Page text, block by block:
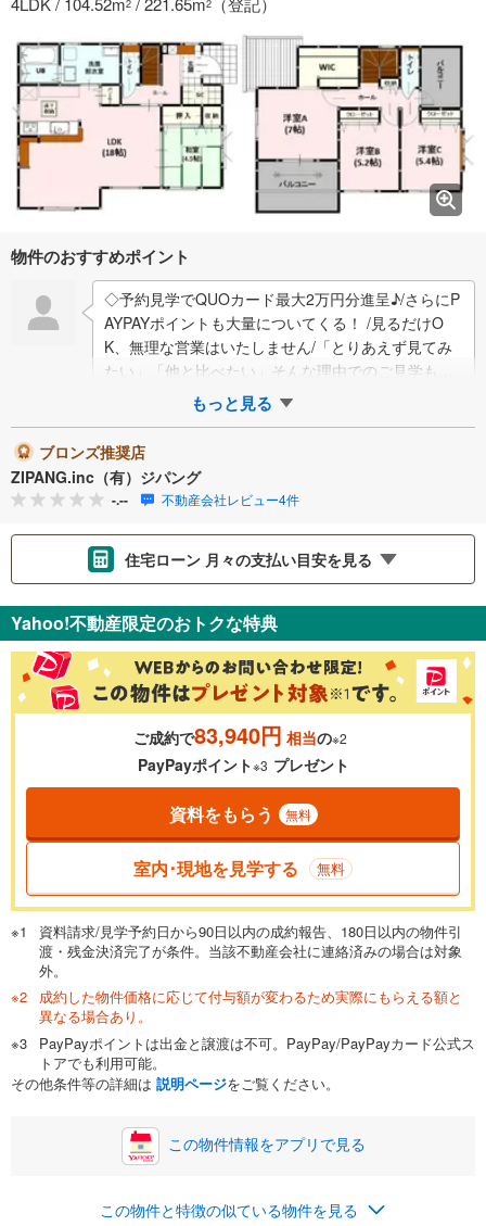
2 2
物件のおすすめポイント
◇予約見学でQUOカード最大2万円分進呈♪/さらにP
AYPAYポイントも大量についてくる！ /見るだけO
K、無理な営業はいたしません/「とりあえず見てみ
たい」「他と比べたい」そんな理由でのご見学も大
丈夫です/しつこい営業や即決を迫…
もっと見る
ブロンズ推奨店
ZIPANG.inc（有）ジパング
-.-- 不動産会社レビュー4件
住宅ローン 月々の支払い目安を見る
金利 ％
0.01%
一般的には最長35年まで借り入れ可能です。多くの金融機関
が完済時の年齢は80歳までを条件としています。
閉じる
頭金 万円
0万円 2,798万円
自己資金から住宅購入にかけられる金額を入力してくださ
い。一般的には物件価格の2割までが目安です。
閉じる
ボーナス
万円
0円
ナス時の増額分（1回分）を入力してください。
Yahoo!不動産限定のおトクな特典
ご成約で83,940円 相当の※2
PayPayポイント※3 プレゼント
資料をもらう 無料
室内･現地を見学する 無料
資料請求/見学予約日から90日以内の成約報告、180日以内の物件引
渡・残金決済完了が条件。当該不動産会社に連絡済みの場合は対象
外。
成約した物件価格に応じて付与額が変わるため実際にもらえる額と
異なる場合あり。
PayPayポイントは出金と譲渡は不可。PayPay/PayPayカード公式ス
トアでも利用可能。
その他条件等の詳細は 説明ページをご覧ください。
この物件情報をアプリで見る
この物件と特徴の似ている物件を見る